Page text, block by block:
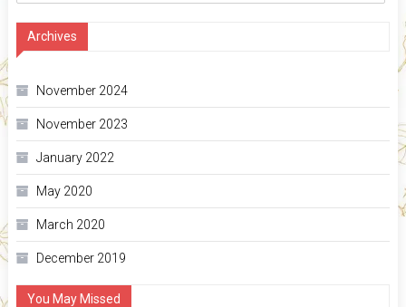
Archives
November 2024
November 2023
January 2022
May 2020
March 2020
December 2019
You May Missed